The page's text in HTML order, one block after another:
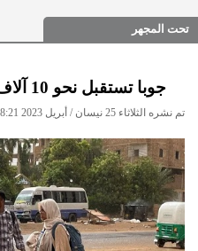
تحت المجهر
جوبا تستقبل نحو 10 آلاف لاجئ فروا من السودان
تم نشره الثلاثاء 25 نيسان / أبريل 2023 08:21 صباحاً